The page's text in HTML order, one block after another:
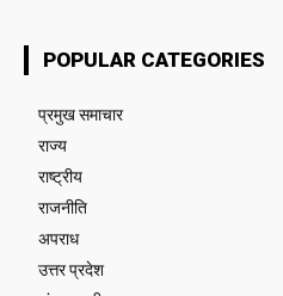
POPULAR CATEGORIES
प्रमुख समाचार‎
राज्य
राष्ट्रीय
राजनीति
अपराध
उत्तर प्रदेश